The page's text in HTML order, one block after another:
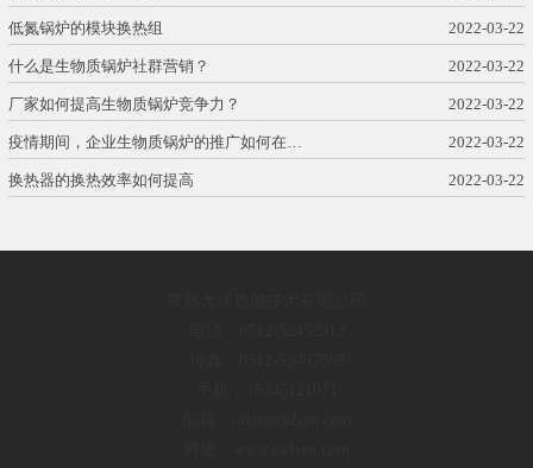
低氮锅炉的模块换热组 2022-03-22
什么是生物质锅炉社群营销？ 2022-03-22
厂家如何提高生物质锅炉竞争力？ 2022-03-22
疫情期间，企业生物质锅炉的推广如何在… 2022-03-22
换热器的换热效率如何提高 2022-03-22